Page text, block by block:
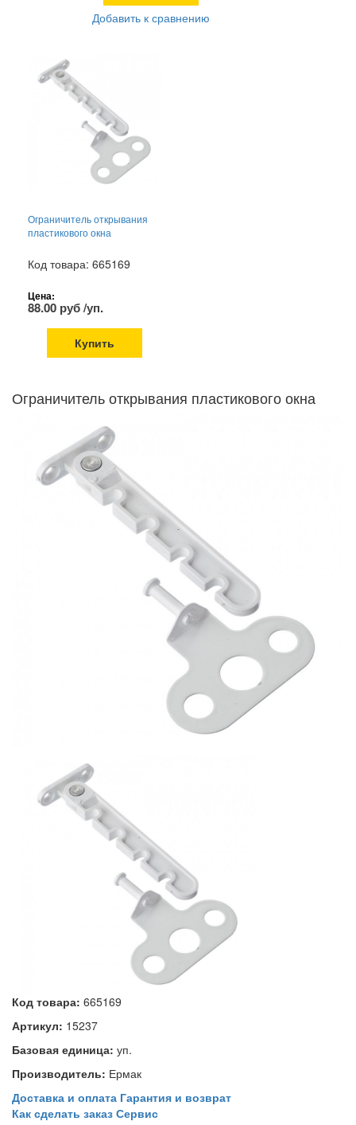
Добавить к сравнению
Ограничитель открывания
пластикового окна
Код товара: 665169
Цена:
88.00 руб /уп.
Купить
Ограничитель открывания пластикового окна
Код товара: 665169
Артикул: 15237
Базовая единица: уп.
Производитель: Ермак
Доставка и оплата Гарантия и возврат
Как сделать заказ Сервис